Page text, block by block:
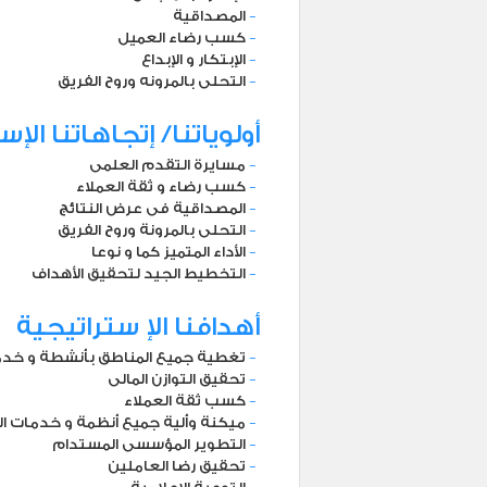
-
-
-
-
أولوياتنا/ إتجاهاتنا
-
-
-
-
-
-
أهدافنا الإ ستراتيجية
-
-
-
-
-
-